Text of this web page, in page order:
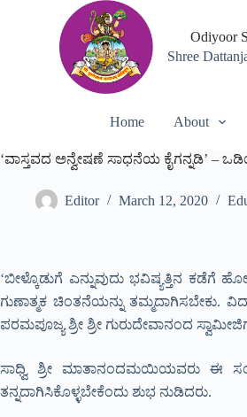
t
Odiyoor
Shree
Home About
‘ವಾಸ್ತವದ ಅನ್ವೇಷಣೆ ಸಾಧನೆಯ ಕೈಗನ್ನಡಿ’ –
Editor March 12, 2020
‘ಬೀಳ್ಕೊಡುಗೆ ಎನ್ನುವುದು ಭವಿಷ್ಯತ್ತಿನ
ಗುಣಾತ್ಮಕ ಚಿಂತನೆಯನ್ನು
ಪರಮಪೂಜ್ಯ ಶ್ರೀ ಶ್ರೀ ಗುರುದೇವಾನಂದ
ಸಾಧ್ವಿ ಶ್ರೀ ಮಾತಾನಂದಮಯಿಯವರು ಈ
ತನ್ನದಾಗಿಸಿಕೊಳ್ಳಬೇಕೆಂದು ಶುಭ ನುಡಿದರು.